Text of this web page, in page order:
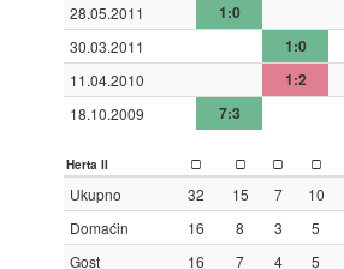
28.05.2011
1:0
30.03.2011
1:0
11.04.2010
1:2
18.10.2009
7:3
Herta II
Ukupno 32 15 7 10
Domaćin
16 8 3 5
Gost
16 7 4 5